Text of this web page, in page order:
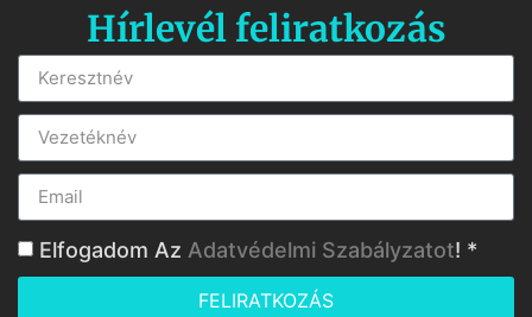
Hírlevél feliratkozás
Elfogadom Az Adatvédelmi Szabályzatot! *
FELIRATKOZÁS